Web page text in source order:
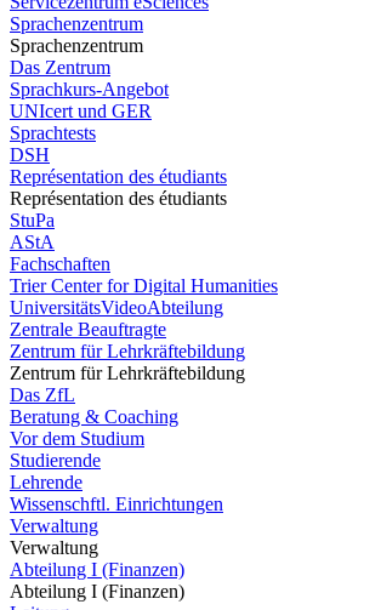
Sprachenzentrum
Sprachenzentrum
Das Zentrum
Sprachkurs-Angebot
UNIcert und GER
Sprachtests
DSH
Représentation des étudiants
Représentation des étudiants
StuPa
AStA
Fachschaften
Trier Center for Digital Humanities
UniversitätsVideoAbteilung
Zentrale Beauftragte
Zentrum für Lehrkräftebildung
Zentrum für Lehrkräftebildung
Das ZfL
Beratung & Coaching
Vor dem Studium
Studierende
Lehrende
Wissenschftl. Einrichtungen
Verwaltung
Verwaltung
Abteilung I (Finanzen)
Abteilung I (Finanzen)